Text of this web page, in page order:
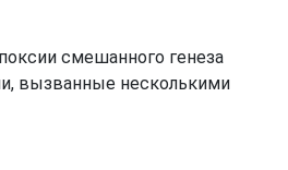
смешанного генеза
вызванные несколькими